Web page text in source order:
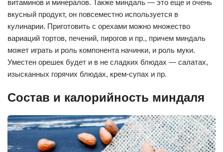
витаминов и минералов. Также миндаль — это еще и очень
вкусный продукт, он повсеместно используется в
кулинарии. Приготовить с орехами можно множество
вариаций тортов, печений, пирогов и пр., причем миндаль
может играть и роль компонента начинки, и роль муки.
Уместен орешек будет и в не сладких блюдах — салатах,
изысканных горячих блюдах, крем-супах и пр.
Состав и калорийность миндаля